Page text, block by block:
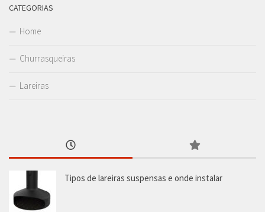
CATEGORIAS
Home
Churrasqueiras
Lareiras
Tipos de lareiras suspensas e onde instalar